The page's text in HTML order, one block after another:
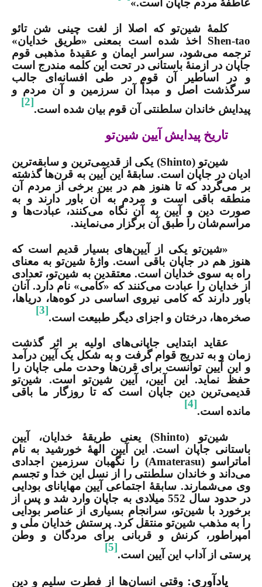
کلمۀ شین‌تو که اصلا از لغت چینی شن تائو
Shen-tao اخذ شده است بمعنی «طریق خدایان»
ترجمه می‌شود، سراسر ایمان و عقیدۀ مذهبی قوم
جاپان در ازمنۀ باستانی در تحت این کلمه مندرج است
و در اساطیر آن قوم در طی افسانه‌ای جالب
سرگذشت اصل و مبدأ آن سرزمین و آن مردم و
پیدایش خاندان سلطنتی آن قوم بیان شده است.
[2]
تاریخ پیدایش آیین شین‌تو
شین‌تو (Shinto) یکی از قدیمی‌ترین و سابقه‌ترین
ادیان در جاپان است. سابقۀ این آیین به قرن‌ها گذشته
بر می‌گردد که تا هنوز هم در بین برخی از مردم آن
منطقه باقی است و مردم به آن باور دارند و به
صورت دین و آیین به آن نگاه می‌کنند، عبادت‌ها و
مراسم‌شان را طبق آن برگزار می‌نمایند.
«شین‌تو یکی از آیین‌های بسیار قدیم است که
هنوز هم در جاپان باقی است. واژۀ شین‌تو به معنای
راه به سوی خدایان است. معتقدین به شین‌تو، تعدادی
از خدایان را عبادت می‌کنند که «کامی» نام دارد. آنان
باور دارند که کامی نیروی اساسی در کوه‌ها، دریاها،
صخره‌ها، درختان و اجزای دیگر طبیعت است.
[3]
عقاید ابتدایی جاپانی‌های اولیه بر اثر گذشت
زمان و به تدریج قوام گرفت و به شکل یک آیین درآمد
و این آیین توانست برای قرن‌ها وحدت ملی جاپان را
حفظ نماید. این آیین، آیین شین‌تو است. شین‌تو
قدیمی‌ترین دین جاپان است که تا روزگار ما باقی
مانده است.
[4]
شین‌تو (Shinto) یعنی طریقۀ خدایان، آیین
باستانی جاپان است. این آیین الهۀ خورشید به نام
اماتراسو (Amaterasu)را نگهبان سرزمین اجدادی
می‌داند و خاندان سلطنتی را از نسل این خدا و تجسم
وی می‌شمارند. سابقۀ اجتماعی آیین مهایانای بودایی
در حدود سال 552 میلادی به جاپان وارد شد و پس از
برخورد با شین‌تو، سرانجام بسیاری از عناصر بودایی
را به مذهب شین‌تو منتقل کرد. پرستش خدایان ملی و
امپراطور، کرنش و قربانی برای مردگان و وطن
پرستی از آداب این آیین است.
[5]
یادآوری: وقتی انسان‌ها از فطرت سلیم و دین